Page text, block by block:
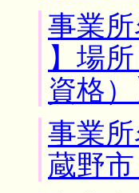
事業
】場
資格）
事業
蔵野